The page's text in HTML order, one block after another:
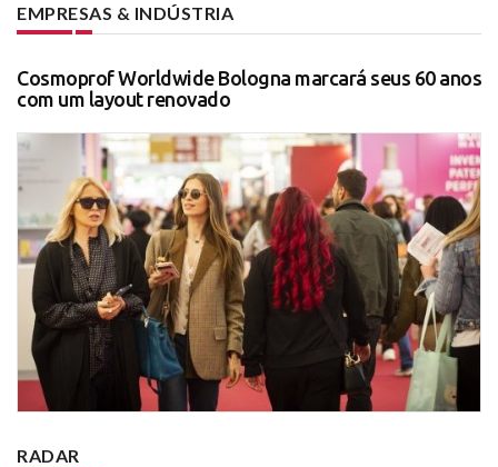
EMPRESAS & INDÚSTRIA
Cosmoprof Worldwide Bologna marcará seus 60 anos
com um layout renovado
RADAR